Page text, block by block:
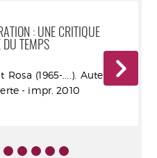
: UNE CRITIQUE
DU TEMPS
Rosa (1965-....). Auteur - la
- impr. 2010